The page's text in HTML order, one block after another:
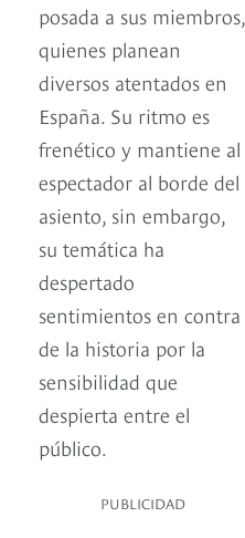
posada a sus miembros,
quienes planean
diversos atentados en
España. Su ritmo es
frenético y mantiene al
espectador al borde del
asiento, sin embargo,
su temática ha
despertado
sentimientos en contra
de la historia por la
sensibilidad que
despierta entre el
público.
PUBLICIDAD